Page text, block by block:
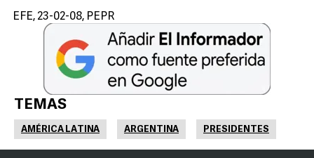
EFE, 23-02-08, PEPR
TEMAS
AMÉRICA LATINA ARGENTINA PRESIDENTES